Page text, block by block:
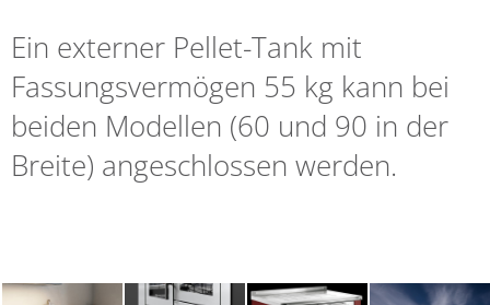
Ein externer Pellet-Tank mit
Fassungsvermögen 55 kg kann bei
beiden Modellen (60 und 90 in der
Breite) angeschlossen werden.